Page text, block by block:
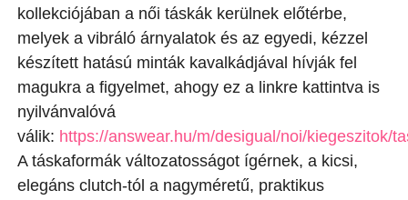
kollekciójában a női táskák kerülnek előtérbe,
melyek a vibráló árnyalatok és az egyedi, kézzel
készített hatású minták kavalkádjával hívják fel
magukra a figyelmet, ahogy ez a linkre kattintva is
nyilvánvalóvá
válik: https://answear.hu/m/desigual/noi/kiegeszitok/
A táskaformák változatosságot ígérnek, a kicsi,
elegáns clutch-tól a nagyméretű, praktikus